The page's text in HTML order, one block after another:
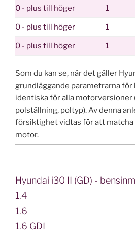
0 - plus till höger 1
0 - plus till höger 1
0 - plus till höger 1
Som du kan se, när det gäller
grundläggande parametrarna
identiska för alla motorversioner
polställning, poltyp). Av denna
försiktighet vidtas för att
motor.
Hyundai i30 II (GD) -
1.4
1.6
1.6 GDI